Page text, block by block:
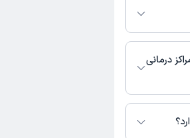
درمانی
در دسترس نیست.